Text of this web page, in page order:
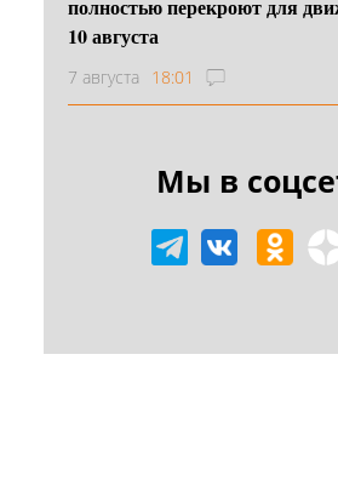
полностью перекроют для
10 августа
7 августа 18:01
Мы в